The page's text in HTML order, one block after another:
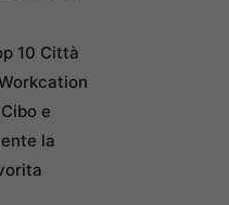
10 Città
e
la